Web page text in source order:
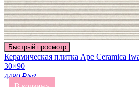
Быстрый просмотр
Керамическая плитка Ape Ceramica
30×90
4480 ₽/м²